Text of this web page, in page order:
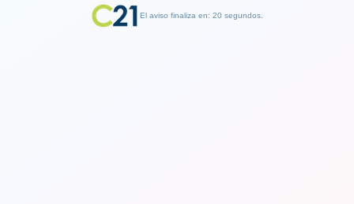
El aviso finaliza en: 19 segundos.